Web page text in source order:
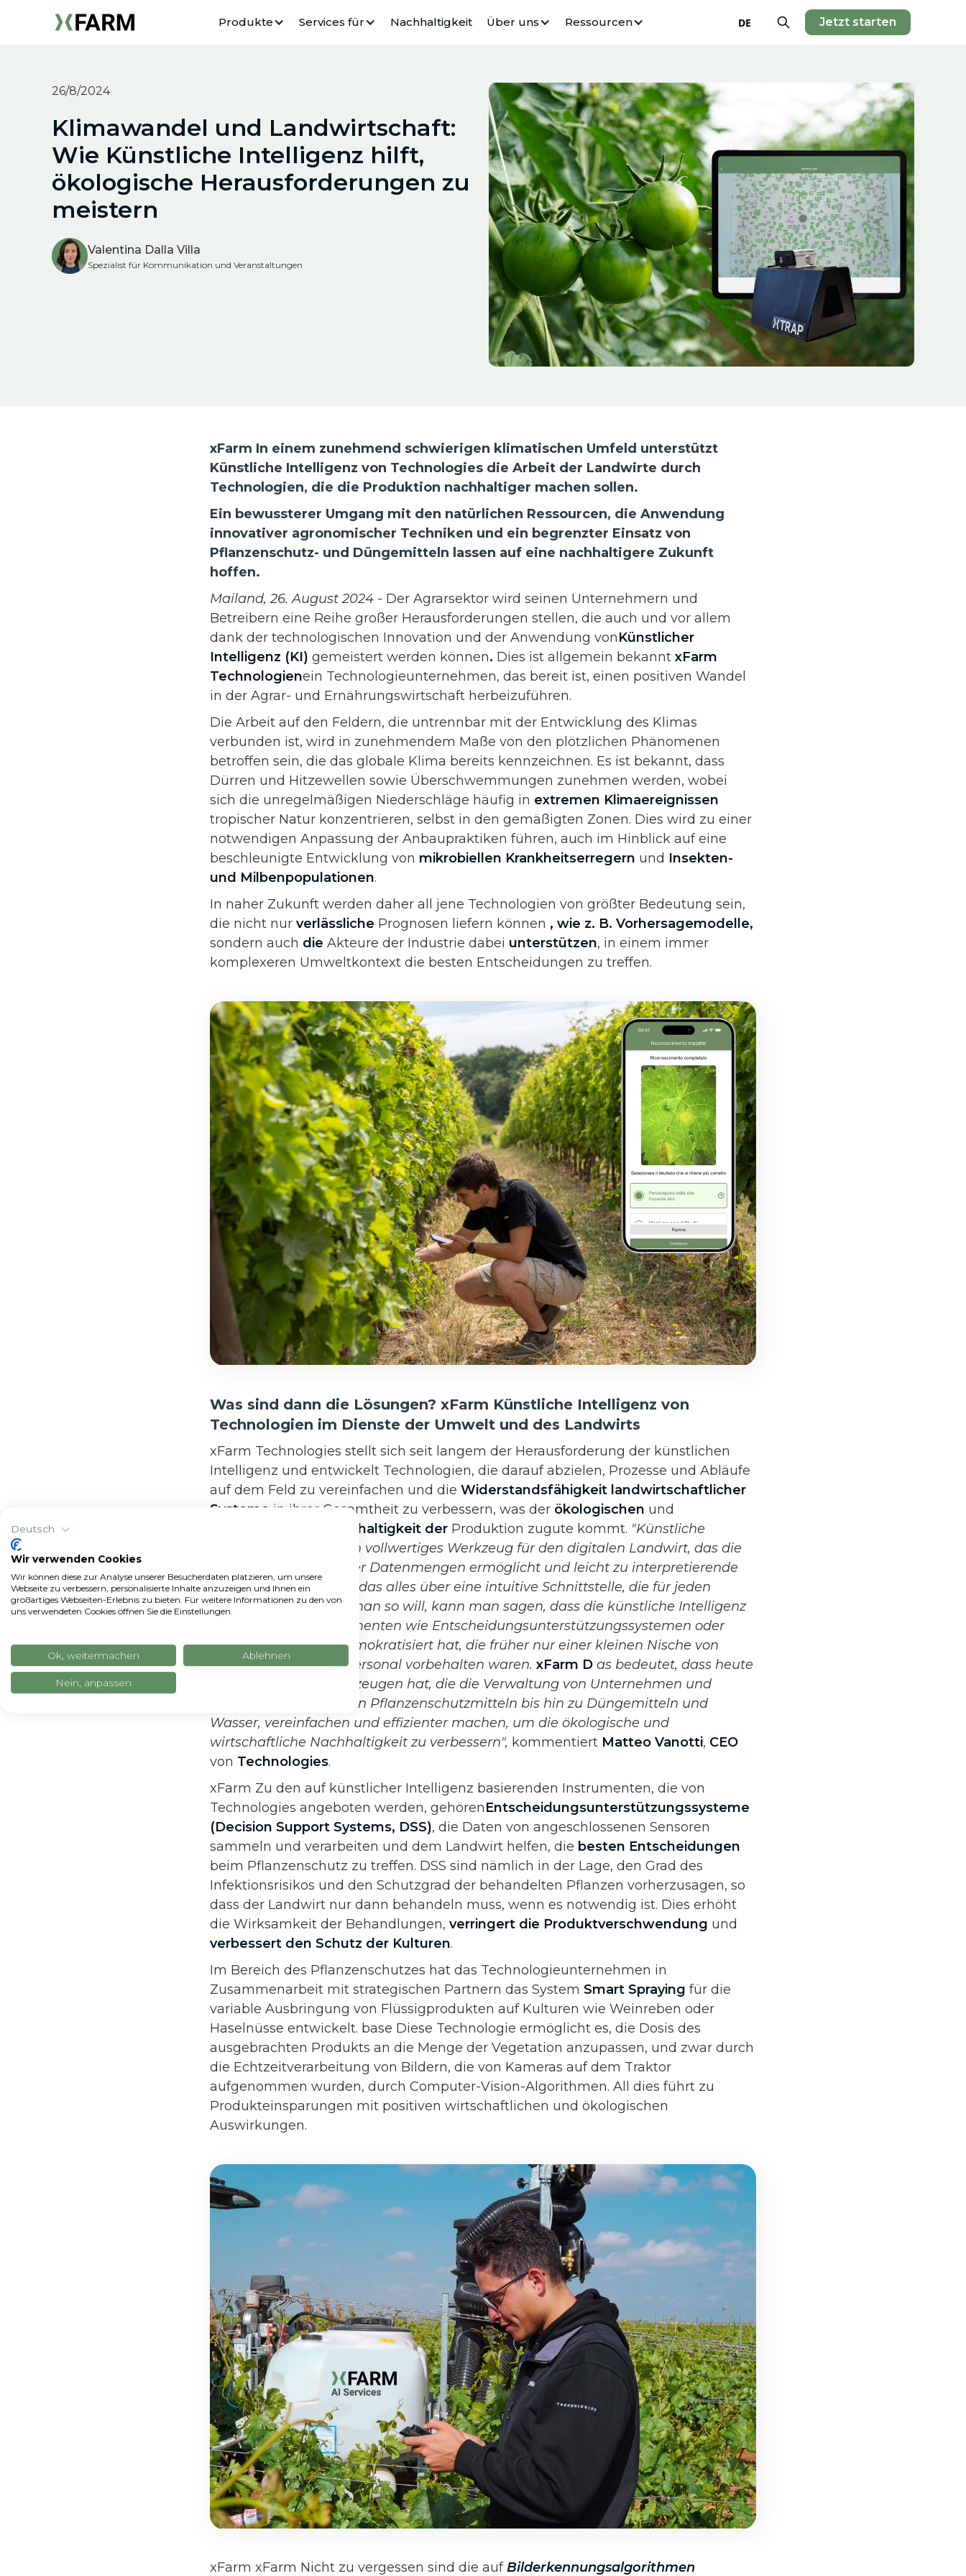
Produkte Services für Nachhaltigkeit Über uns Ressourcen DE Jetzt starten
26/8/2024
Klimawandel und Landwirtschaft:
Wie Künstliche Intelligenz hilft,
ökologische Herausforderungen zu
meistern
Valentina Dalla Villa
Spezialist für Kommunikation und Veranstaltungen
xFarm In einem zunehmend schwierigen klimatischen Umfeld unterstützt
Künstliche Intelligenz von Technologies die Arbeit der Landwirte durch
Technologien, die die Produktion nachhaltiger machen sollen.
Ein bewussterer Umgang mit den natürlichen Ressourcen, die Anwendung
innovativer agronomischer Techniken und ein begrenzter Einsatz von
Pflanzenschutz- und Düngemitteln lassen auf eine nachhaltigere Zukunft
hoffen.
Mailand, 26. August 2024 - Der Agrarsektor wird seinen Unternehmern und
Betreibern eine Reihe großer Herausforderungen stellen, die auch und vor allem
dank der technologischen Innovation und der Anwendung vonKünstlicher
Intelligenz (KI) gemeistert werden können. Dies ist allgemein bekannt xFarm
Technologienein Technologieunternehmen, das bereit ist, einen positiven Wandel
in der Agrar- und Ernährungswirtschaft herbeizuführen.
Die Arbeit auf den Feldern, die untrennbar mit der Entwicklung des Klimas
verbunden ist, wird in zunehmendem Maße von den plötzlichen Phänomenen
betroffen sein, die das globale Klima bereits kennzeichnen. Es ist bekannt, dass
Dürren und Hitzewellen sowie Überschwemmungen zunehmen werden, wobei
sich die unregelmäßigen Niederschläge häufig in extremen Klimaereignissen
tropischer Natur konzentrieren, selbst in den gemäßigten Zonen. Dies wird zu einer
notwendigen Anpassung der Anbaupraktiken führen, auch im Hinblick auf eine
beschleunigte Entwicklung von mikrobiellen Krankheitserregern und Insekten-
und Milbenpopulationen.
In naher Zukunft werden daher all jene Technologien von größter Bedeutung sein,
die nicht nur verlässliche Prognosen liefern können , wie z. B. Vorhersagemodelle,
sondern auch die Akteure der Industrie dabei unterstützen, in einem immer
komplexeren Umweltkontext die besten Entscheidungen zu treffen.
Was sind dann die Lösungen? xFarm Künstliche Intelligenz von
Technologien im Dienste der Umwelt und des Landwirts
xFarm Technologies stellt sich seit langem der Herausforderung der künstlichen
Intelligenz und entwickelt Technologien, die darauf abzielen, Prozesse und Abläufe
auf dem Feld zu vereinfachen und die Widerstandsfähigkeit landwirtschaftlicher
Systeme in ihrer Gesamtheit zu verbessern, was der ökologischen und
Nachhaltigkeit der Produktion zugute kommt. "Künstliche
Intelligenz ist heute ein vollwertiges Werkzeug für den digitalen Landwirt, das die
schnelle Analyse großer Datenmengen ermöglicht und leicht zu interpretierende
Ergebnisse liefert, und das alles über eine intuitive Schnittstelle, die für jeden
zugänglich ist. Wenn man so will, kann man sagen, dass die künstliche Intelligenz
den Zugang zu Instrumenten wie Entscheidungsunterstützungssystemen oder
Prognosemodellen demokratisiert hat, die früher nur einer kleinen Nische von
hochspezialisiertem Personal vorbehalten waren. xFarm D as bedeutet, dass heute
jeder Zugang zu Werkzeugen hat, die die Verwaltung von Unternehmen und
Produktionsmitteln, von Pflanzenschutzmitteln bis hin zu Düngemitteln und
Wasser, vereinfachen und effizienter machen, um die ökologische und
wirtschaftliche Nachhaltigkeit zu verbessern", kommentiert Matteo Vanotti, CEO
von Technologies.
xFarm Zu den auf künstlicher Intelligenz basierenden Instrumenten, die von
Technologies angeboten werden, gehörenEntscheidungsunterstützungssysteme
(Decision Support Systems, DSS), die Daten von angeschlossenen Sensoren
sammeln und verarbeiten und dem Landwirt helfen, die besten Entscheidungen
beim Pflanzenschutz zu treffen. DSS sind nämlich in der Lage, den Grad des
Infektionsrisikos und den Schutzgrad der behandelten Pflanzen vorherzusagen, so
dass der Landwirt nur dann behandeln muss, wenn es notwendig ist. Dies erhöht
die Wirksamkeit der Behandlungen, verringert die Produktverschwendung und
verbessert den Schutz der Kulturen.
Im Bereich des Pflanzenschutzes hat das Technologieunternehmen in
Zusammenarbeit mit strategischen Partnern das System Smart Spraying für die
variable Ausbringung von Flüssigprodukten auf Kulturen wie Weinreben oder
Haselnüsse entwickelt. base Diese Technologie ermöglicht es, die Dosis des
ausgebrachten Produkts an die Menge der Vegetation anzupassen, und zwar durch
die Echtzeitverarbeitung von Bildern, die von Kameras auf dem Traktor
aufgenommen wurden, durch Computer-Vision-Algorithmen. All dies führt zu
Produkteinsparungen mit positiven wirtschaftlichen und ökologischen
Auswirkungen.
xFarm xFarm Nicht zu vergessen sind die aufBilderkennungsalgorithmen
Deutsch
Wir verwenden Cookies
Wir können diese zur Analyse unserer Besucherdaten platzieren, um unsere
Webseite zu verbessern, personalisierte Inhalte anzuzeigen und Ihnen ein
großartiges Webseiten-Erlebnis zu bieten. Für weitere Informationen zu den von
uns verwendeten Cookies öffnen Sie die Einstellungen.
Ok, weitermachen Ablehnen
Nein, anpassen